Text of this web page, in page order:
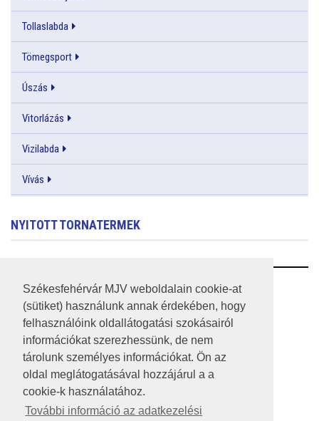
Székesfehérvár MJV weboldalain cookie-at
(sütiket) használunk annak érdekében, hogy
felhasználóink oldallátogatási szokásairól
információkat szerezhessünk, de nem
tárolunk személyes információkat. Ön az
oldal meglátogatásával hozzájárul a a
cookie-k használatához.
További információ az adatkezelési
Tollaslabda
Tömegsport
Úszás
Vitorlázás
Vizilabda
Vívás
NYITOTT TORNATERMEK
RSS
A HONLAP 2017.03.31-I ÁLLAPOTA
JOGI NYILATKOZAT
IMPRESSZUM